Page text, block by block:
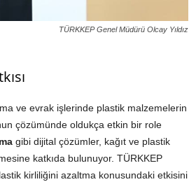
TÜRKKEP Genel Müdürü Olcay Yıldız
ve evrak işlerinde plastik malzemelerin
çözümünde oldukça etkin bir role
gibi dijital çözümler, kağıt ve plastik
katkıda bulunuyor. TÜRKKEP
kirliliğini azaltma konusundaki etkisini